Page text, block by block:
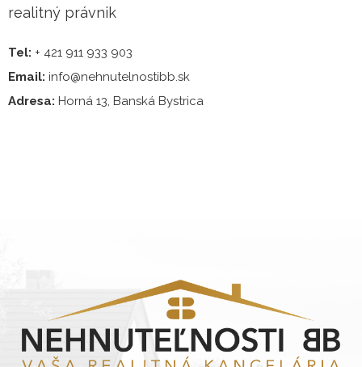
realitný právnik
Tel: + 421 911 933 903
Email: info@nehnutelnostibb.sk
Adresa: Horná 13, Banská Bystrica